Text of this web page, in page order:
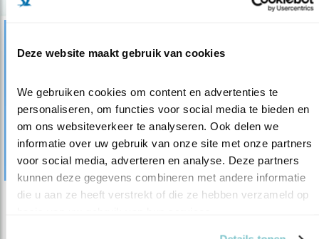
Deze website maakt gebruik van cookies
We gebruiken cookies om content en advertenties te
personaliseren, om functies voor social media te bieden en
om ons websiteverkeer te analyseren. Ook delen we
informatie over uw gebruik van onze site met onze partners
voor social media, adverteren en analyse. Deze partners
kunnen deze gegevens combineren met andere informatie
die u aan ze heeft verstrekt of die ze hebben verzameld op